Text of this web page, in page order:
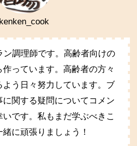
kenken_cook
ン調理師です。高齢者向けの
っています。高齢者の方々
う日々努力しています。ブ
に関する疑問についてコメン
いです。私もまだ学ぶべきこ
に頑張りましょう！